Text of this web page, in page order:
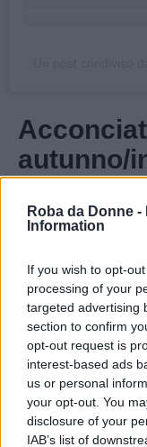
Roba da Donne -
Information
If you wish to opt-
processing of your
targeted advertising
section to confirm
opt-out request is
interest-based ads
us or personal
your opt-out. You
disclosure of your
IAB’s list of
autunno/
Anche le
autunno/
originalità ed
assecondare
differenti.
Lob
Illob è un
spalle. Per